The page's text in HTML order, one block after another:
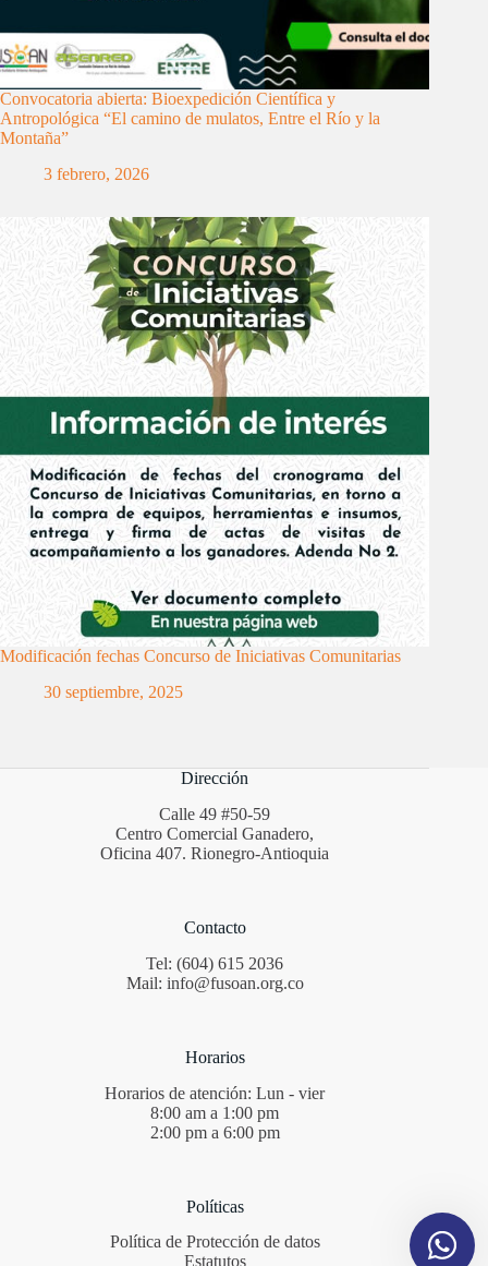
Convocatoria abierta: Bioexpedición Científica y
Antropológica “El camino de mulatos, Entre el Río y la
Montaña”
3 febrero, 2026
Modificación fechas Concurso de Iniciativas Comunitarias
30 septiembre, 2025
Dirección
Calle 49 #50-59
Centro Comercial Ganadero,
Oficina 407. Rionegro-Antioquia
Contacto
Tel: (604) 615 2036
Mail: info@fusoan.org.co
Horarios
Horarios de atención: Lun - vier
8:00 am a 1:00 pm
2:00 pm a 6:00 pm
Políticas
Política de Protección de datos
Estatutos